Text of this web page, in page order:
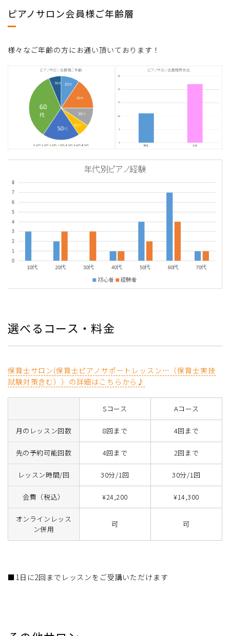
ピアノサロン会員様ご年齢層
様々なご年齢の方にお通い頂いております！
選べるコース・料金
保育士サロン(保育士ピアノサポートレッスン…（保育士実技
試験対策含む））の詳細はこちらから♪
Sコース Aコース
月のレッスン回数 8回まで 4回まで
先の予約可能回数 4回まで 2回まで
レッスン時間/回 30分/1回 30分/1回
会費（税込） ¥24,200 ¥14,300
オンラインレッス
ン併用
可 可
■1日に2回までレッスンをご受講いただけます